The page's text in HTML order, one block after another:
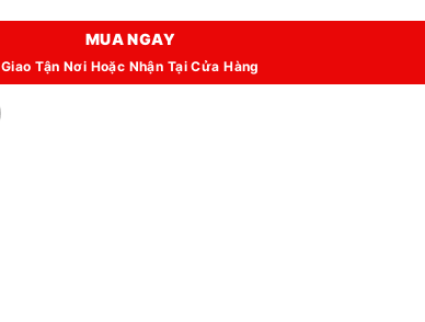
MUA NGAY
Giao Tận Nơi Hoặc Nhận Tại Cửa Hàng